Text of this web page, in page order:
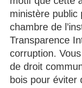
ministère
chambre de
Transparence
corruption.
de droit
bois pour éviter